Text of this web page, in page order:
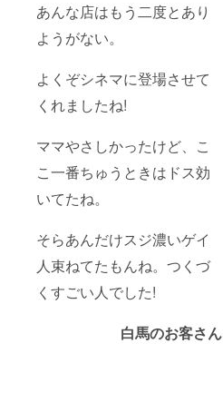
あんな店はもう二度とあり
ようがない。
よくぞシネマに登場させて
くれましたね!
ママやさしかったけど、こ
こ一番ちゅうときはドス効
いてたね。
そらあんだけスジ濃いゲイ
人束ねてたもんね。つくづ
くすごい人でした!
白馬のお客さん